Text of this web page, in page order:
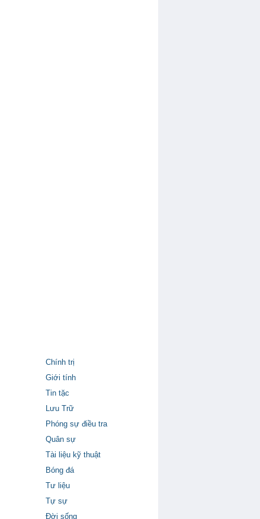
Chính trị
Giới tính
Tin tặc
Lưu Trữ
Phóng sự điều tra
Quân sự
Tài liệu kỹ thuật
Bóng đá
Tư liệu
Tự sự
Đời sống